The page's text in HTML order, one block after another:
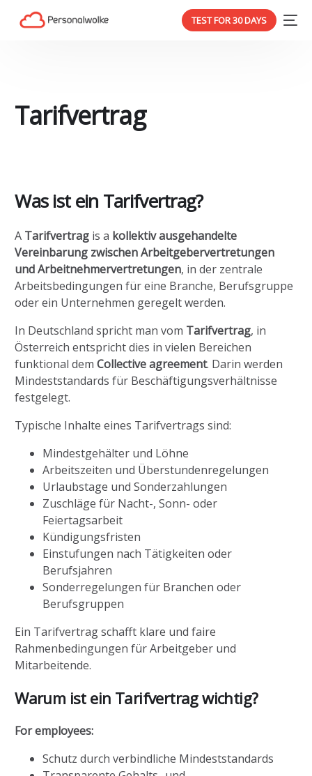
TEST FOR 30 DAYS
Tarifvertrag
Was ist ein Tarifvertrag?
A Tarifvertrag is a kollektiv ausgehandelte
Vereinbarung zwischen Arbeitgebervertretungen
und Arbeitnehmervertretungen, in der zentrale
Arbeitsbedingungen für eine Branche, Berufsgruppe
oder ein Unternehmen geregelt werden.
In Deutschland spricht man vom Tarifvertrag, in
Österreich entspricht dies in vielen Bereichen
funktional demCollective agreement. Darin werden
Mindeststandards für Beschäftigungsverhältnisse
festgelegt.
Typische Inhalte eines Tarifvertrags sind:
Mindestgehälter und Löhne
Arbeitszeiten und Überstundenregelungen
Urlaubstage und Sonderzahlungen
Zuschläge für Nacht-, Sonn- oder
Feiertagsarbeit
Kündigungsfristen
Einstufungen nach Tätigkeiten oder
Berufsjahren
Sonderregelungen für Branchen oder
Berufsgruppen
Ein Tarifvertrag schafft klare und faire
Rahmenbedingungen für Arbeitgeber und
Mitarbeitende.
Warum ist ein Tarifvertrag wichtig?
For employees:
Schutz durch verbindliche Mindeststandards